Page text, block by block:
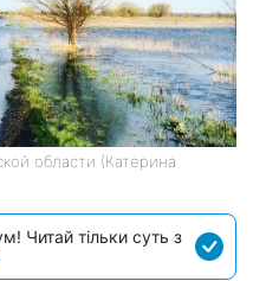
области (Катерина
Читай тільки суть з